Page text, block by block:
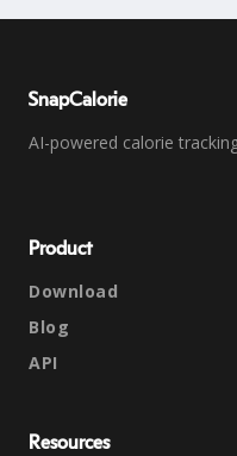
SnapCalorie
AI-powered calorie
Product
Download
Blog
API
Resources